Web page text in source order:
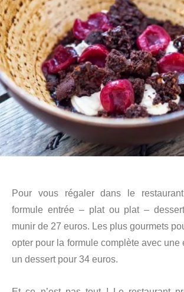
Pour vous régaler dans le
formule entrée – plat ou plat –
munir de 27 euros. Les plus gourmets
opter pour la formule complète avec une
un dessert pour 34 euros.